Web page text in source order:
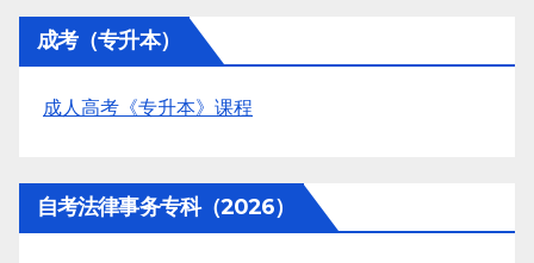
成考（专升本）
成人高考《专升本》课程
自考法律事务专科（2026）